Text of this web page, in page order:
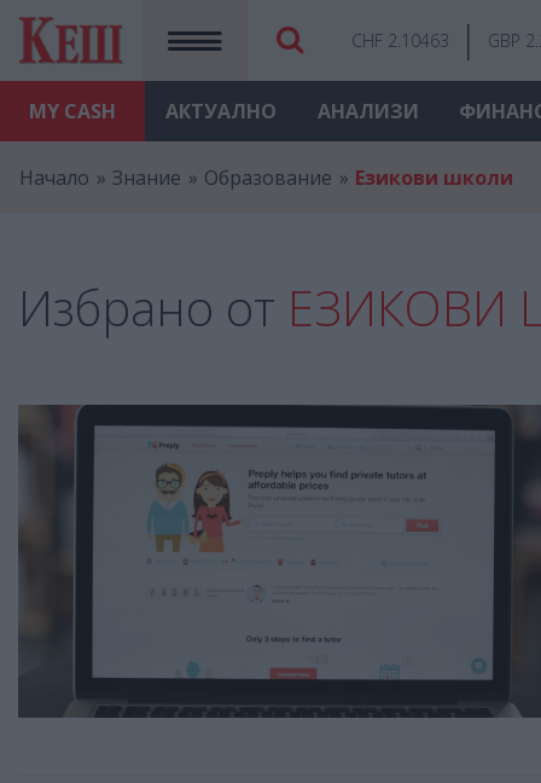
MY CASH
CHF 2.10463 GBP
АКТУАЛНО АНАЛИЗИ
Начало Знание Образование Езикови школи
Избрано от ЕЗИКОВИ